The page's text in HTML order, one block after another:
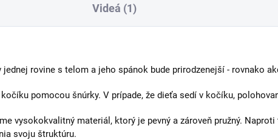
Videá (1)
rovine s telom a jeho spánok bude prirodzenejší - rovnako
pomocou šnúrky. V prípade, že dieťa sedí v kočíku,
vysokokvalitný materiál, ktorý je pevný a zároveň pružný. Naproti
svoju štruktúru.